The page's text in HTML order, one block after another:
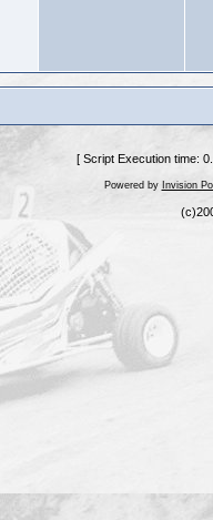
[ Script Execution time:
Powered by Invision